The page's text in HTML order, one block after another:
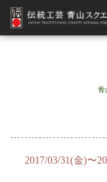
青
2017/03/31(金)〜